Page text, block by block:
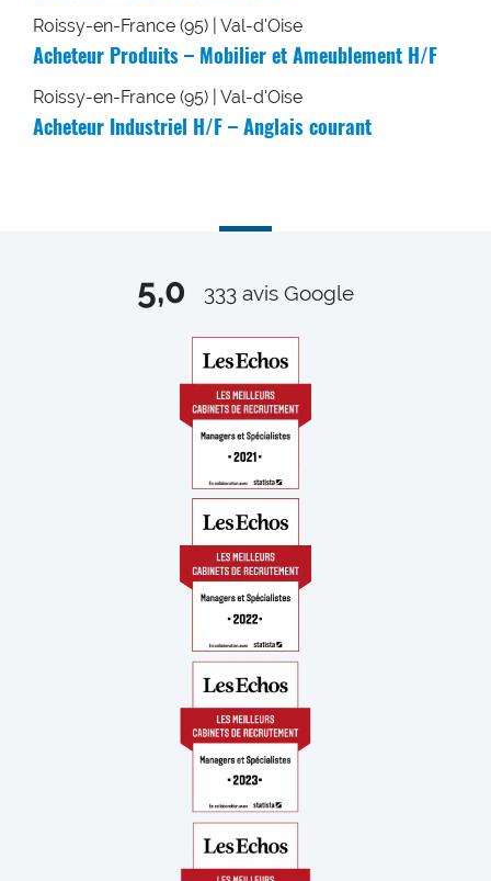
Roissy-en-France (95) | Val-d'Oise
Acheteur Produits – Mobilier et Ameublement H/F
Roissy-en-France (95) | Val-d'Oise
Acheteur Industriel H/F – Anglais courant
5,0 333 avis Google